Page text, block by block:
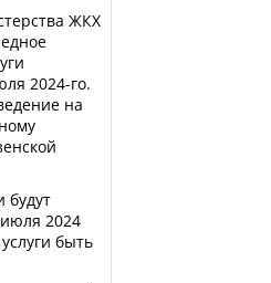
ЖКХ
2024-го.
на
будут
июля 2024
быть